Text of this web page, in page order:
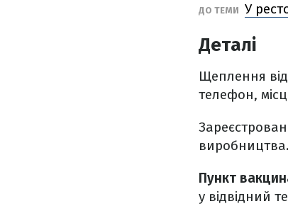
ДО ТЕМИ У
Деталі
Щеплення
телефон,
виробництва.
Пункт
у відвідний